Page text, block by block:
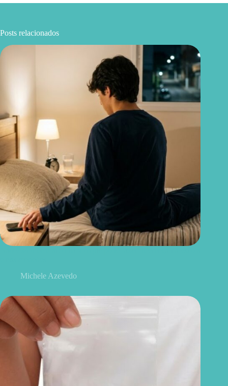
Posts relacionados
Michele Azevedo